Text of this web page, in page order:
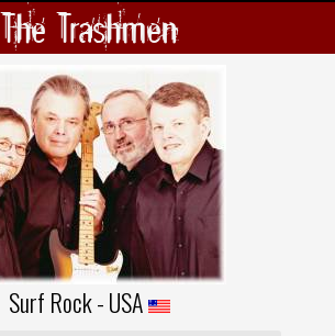
The Trashmen
Surf Rock - USA